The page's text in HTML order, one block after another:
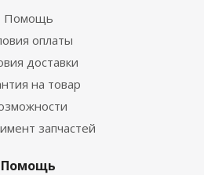
Помощь
оплаты
доставки
на товар
запчастей
Помощь